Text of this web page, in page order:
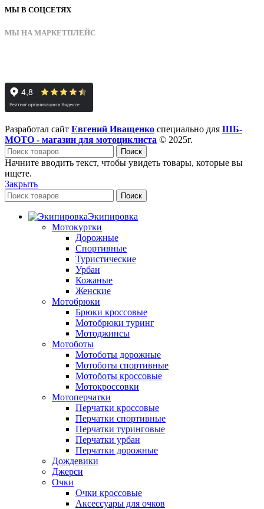
МЫ В СОЦСЕТЯХ
МЫ НА МАРКЕТПЛЕЙС
Разработал сайт Евгений Иващенко специально для ШБ-
МОТО - магазин для мотоциклиста © 2025г.
Поиск
Начните вводить текст, чтобы увидеть товары, которые вы
ищете.
Закрыть
Поиск
Экипировка
Мотокуртки
Дорожные
Спортивные
Туристические
Урбан
Кожаные
Женские
Мотобрюки
Брюки кроссовые
Мотобрюки туринг
Мотоджинсы
Мотоботы
Мотоботы дорожные
Мотоботы спортивные
Мотоботы кроссовые
Мотокроссовки
Мотоперчатки
Перчатки кроссовые
Перчатки спортивные
Перчатки туринговые
Перчатки урбан
Перчатки дорожные
Дождевики
Джерси
Очки
Очки кроссовые
Аксессуары для очков